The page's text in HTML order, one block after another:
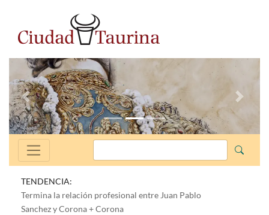
Anterior
TENDENCIA:
Termina la relación profesional entre Juan Pablo
Sanchez y Corona + Corona